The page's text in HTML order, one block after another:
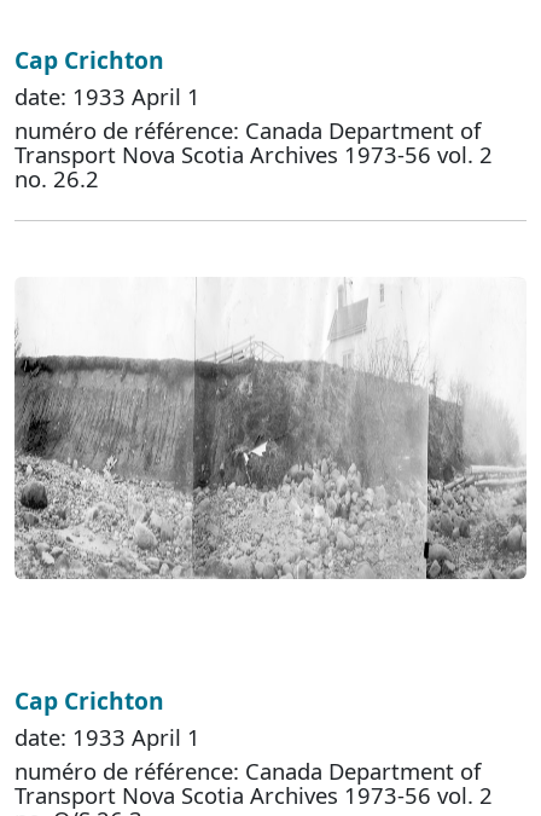
Cap Crichton
date: 1933 April 1
numéro de référence: Canada Department of
Transport Nova Scotia Archives 1973-56 vol. 2
no. 26.2
Cap Crichton
date: 1933 April 1
numéro de référence: Canada Department of
Transport Nova Scotia Archives 1973-56 vol. 2